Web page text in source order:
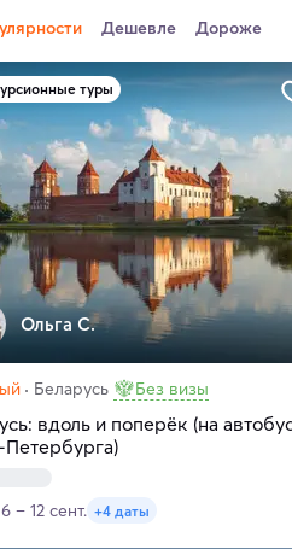
Дешевле Дороже
туры
Ольга С.
Беларусь Без визы
вдоль и поперёк (на
6 – 12 сент. +4 даты